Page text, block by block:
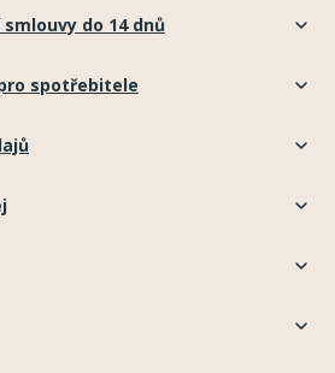
do 14 dnů
spotřebitele